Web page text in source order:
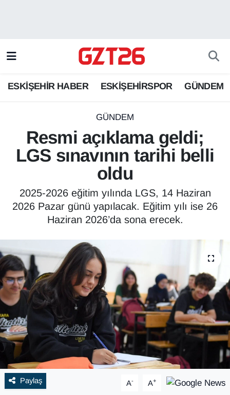
ESKİŞEHİR HABER ESKİŞEHİRSPOR GÜNDEM
GÜNDEM
Resmi açıklama geldi;
LGS sınavının tarihi belli
oldu
2025-2026 eğitim yılında LGS, 14 Haziran
2026 Pazar günü yapılacak. Eğitim yılı ise 26
Haziran 2026’da sona erecek.
Paylaş A- A+
ESKİŞEHİRSPOR
GÜNDEM
Odunpazarı Trafik Yoğunluk Haritası
Süper Lig Puan Durumu ve Fikstür
Son Dakika Haberleri